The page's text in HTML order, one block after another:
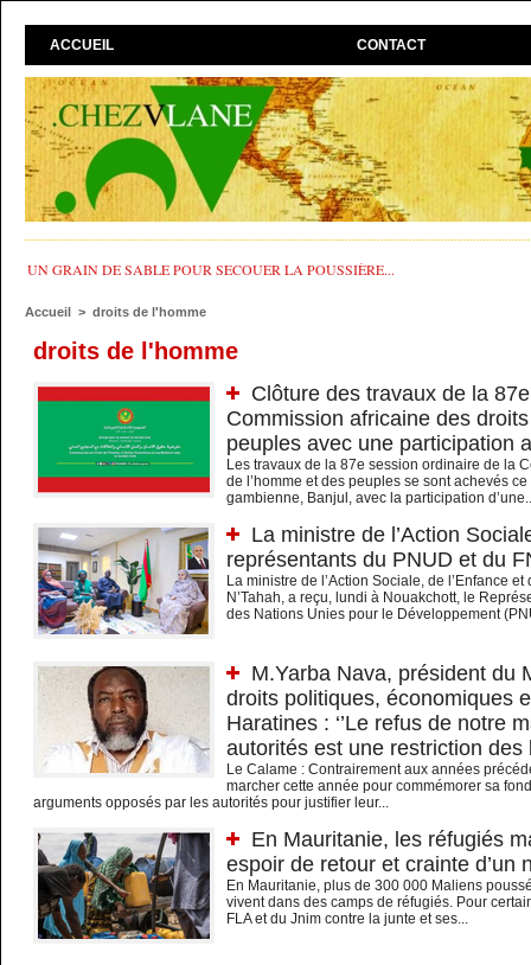
ACCUEIL CONTACT
UN GRAIN DE SABLE POUR SECOUER LA POUSSIÈRE...
Accueil > droits de l'homme
droits de l'homme
Clôture des travaux de la
Commission africaine des
peuples avec une participation
Les travaux de la 87e session ordinaire de la
de l’homme et des peuples se sont achevés
gambienne, Banjul, avec la participation
La ministre de l’Action
représentants du PNUD et du
La ministre de l’Action Sociale, de l’Enfance
N’Tahah, a reçu, lundi à Nouakchott, le
des Nations Unies pour le Développement
M.Yarba Nava, président du
droits politiques, économiques
Haratines : ‘’Le refus de notre
autorités est une restriction des
Le Calame : Contrairement aux années
marcher cette année pour commémorer sa
arguments opposés par les autorités pour justifier leur...
En Mauritanie, les réfugiés
espoir de retour et crainte d’un
​En Mauritanie, plus de 300 000 Maliens
vivent dans des camps de réfugiés. Pour
FLA et du Jnim contre la junte et ses...